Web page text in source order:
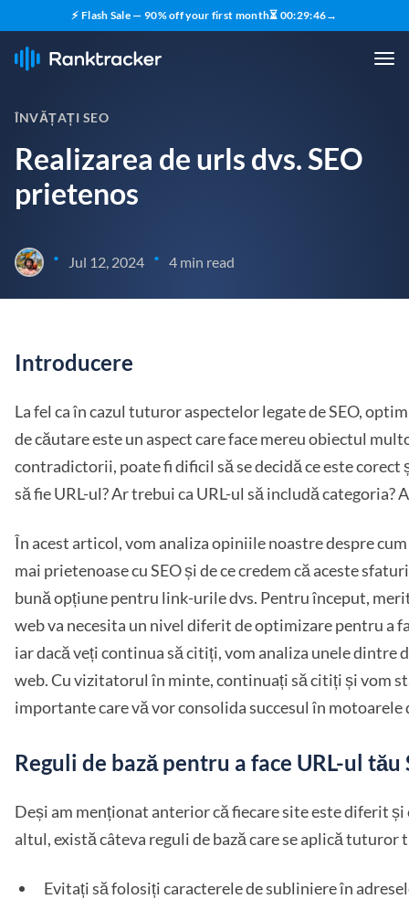
⚡ Flash Sale — 90% off your first month⏳ 00:29:45→
ÎNVĂȚAȚI SEO
Realizarea de urls dvs. SEO
prietenos
• Jul 12, 2024 • 4 min read
Introducere
La fel ca în cazul tuturor aspectelor legate de SEO,
de căutare este un aspect care face mereu obiectul
contradictorii, poate fi dificil să se decidă ce este corect
să fie URL-ul? Ar trebui ca URL-ul să includă
În acest articol, vom analiza opiniile noastre despre cum
mai prietenoase cu SEO și de ce credem că aceste
bună opțiune pentru link-urile dvs. Pentru început,
web va necesita un nivel diferit de optimizare pentru a
iar dacă veți continua să citiți, vom analiza unele dintre
web. Cu vizitatorul în minte, continuați să citiți și vom
importante care vă vor consolida succesul în motoarele
Reguli de bază pentru a face URL-ul tău
Deși am menționat anterior că fiecare site este diferit și
altul, există câteva reguli de bază care se aplică
Evitați să folosiți caracterele de subliniere în